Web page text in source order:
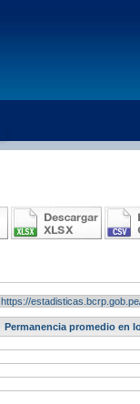
https://
Permanencia promedio en